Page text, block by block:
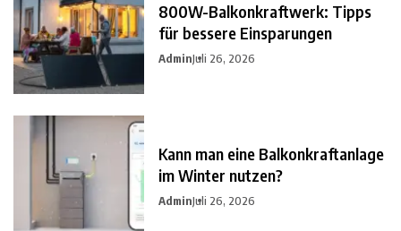
800W-Balkonkraftwerk: Tipps
für bessere Einsparungen
AdminJuli 26, 2026
Kann man eine Balkonkraftanlage
im Winter nutzen?
AdminJuli 26, 2026